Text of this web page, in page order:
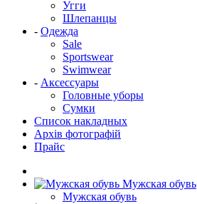
Угги
Шлепанцы
- Одежда
Sale
Sportswear
Swimwear
- Аксессуары
Головные уборы
Сумки
Список накладных
Архів фотографій
Прайс
Мужская обувь
Мужская обувь